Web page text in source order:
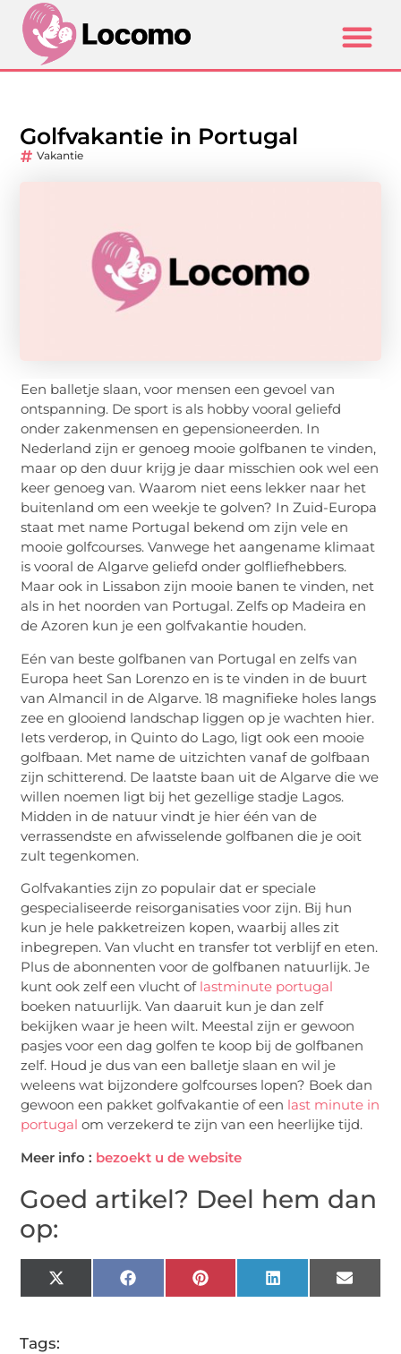
Golfvakantie in Portugal
Vakantie
Een balletje slaan, voor mensen een gevoel van
ontspanning. De sport is als hobby vooral geliefd
onder zakenmensen en gepensioneerden. In
Nederland zijn er genoeg mooie golfbanen te vinden,
maar op den duur krijg je daar misschien ook wel een
keer genoeg van. Waarom niet eens lekker naar het
buitenland om een weekje te golven? In Zuid-Europa
staat met name Portugal bekend om zijn vele en
mooie golfcourses. Vanwege het aangename klimaat
is vooral de Algarve geliefd onder golfliefhebbers.
Maar ook in Lissabon zijn mooie banen te vinden, net
als in het noorden van Portugal. Zelfs op Madeira en
de Azoren kun je een golfvakantie houden.
Eén van beste golfbanen van Portugal en zelfs van
Europa heet San Lorenzo en is te vinden in de buurt
van Almancil in de Algarve. 18 magnifieke holes langs
zee en glooiend landschap liggen op je wachten hier.
Iets verderop, in Quinto do Lago, ligt ook een mooie
golfbaan. Met name de uitzichten vanaf de golfbaan
zijn schitterend. De laatste baan uit de Algarve die we
willen noemen ligt bij het gezellige stadje Lagos.
Midden in de natuur vindt je hier één van de
verrassendste en afwisselende golfbanen die je ooit
zult tegenkomen.
Golfvakanties zijn zo populair dat er speciale
gespecialiseerde reisorganisaties voor zijn. Bij hun
kun je hele pakketreizen kopen, waarbij alles zit
inbegrepen. Van vlucht en transfer tot verblijf en eten.
Plus de abonnenten voor de golfbanen natuurlijk. Je
kunt ook zelf een vlucht of lastminute portugal
boeken natuurlijk. Van daaruit kun je dan zelf
bekijken waar je heen wilt. Meestal zijn er gewoon
pasjes voor een dag golfen te koop bij de golfbanen
zelf. Houd je dus van een balletje slaan en wil je
weleens wat bijzondere golfcourses lopen? Boek dan
gewoon een pakket golfvakantie of een last minute in
portugal om verzekerd te zijn van een heerlijke tijd.
Meer info : bezoekt u de website
Goed artikel? Deel hem dan
op:
X
(Twitter)
FacebookPinterestLinkedIn Email
Tags: